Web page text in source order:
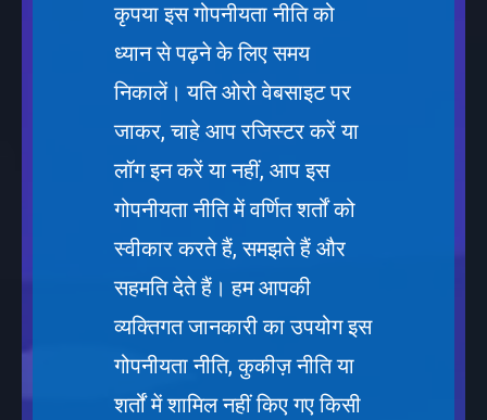
कृपया इस गोपनीयता नीति को
ध्यान से पढ़ने के लिए समय
निकालें। यति ओरो वेबसाइट पर
जाकर, चाहे आप रजिस्टर करें या
लॉग इन करें या नहीं, आप इस
गोपनीयता नीति में वर्णित शर्तों को
स्वीकार करते हैं, समझते हैं और
सहमति देते हैं। हम आपकी
व्यक्तिगत जानकारी का उपयोग इस
गोपनीयता नीति, कुकीज़ नीति या
शर्तों में शामिल नहीं किए गए किसी